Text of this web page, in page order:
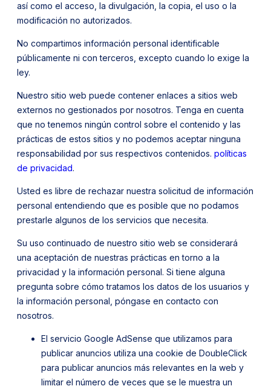
así como el acceso, la divulgación, la copia, el uso o la
modificación no autorizados.
No compartimos información personal identificable
públicamente ni con terceros, excepto cuando lo exige la
ley.
Nuestro sitio web puede contener enlaces a sitios web
externos no gestionados por nosotros. Tenga en cuenta
que no tenemos ningún control sobre el contenido y las
prácticas de estos sitios y no podemos aceptar ninguna
responsabilidad por sus respectivos contenidos. políticas
de privacidad.
Usted es libre de rechazar nuestra solicitud de información
personal entendiendo que es posible que no podamos
prestarle algunos de los servicios que necesita.
Su uso continuado de nuestro sitio web se considerará
una aceptación de nuestras prácticas en torno a la
privacidad y la información personal. Si tiene alguna
pregunta sobre cómo tratamos los datos de los usuarios y
la información personal, póngase en contacto con
nosotros.
El servicio Google AdSense que utilizamos para
publicar anuncios utiliza una cookie de DoubleClick
para publicar anuncios más relevantes en la web y
limitar el número de veces que se le muestra un